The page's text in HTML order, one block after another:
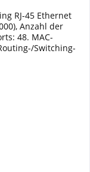
RJ-45 Ethernet
Anzahl der
48. MAC-
Switching-